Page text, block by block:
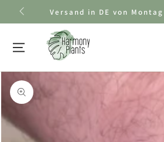
Zum Inhalt
springenVersand in DE von
Zu den
Produktinformationen
springen